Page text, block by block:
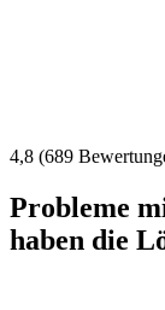
4,8 (689
Probleme
haben die